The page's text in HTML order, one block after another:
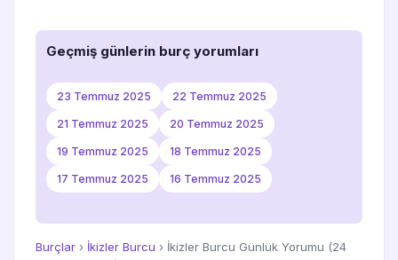
Geçmiş günlerin burç yorumları
23 Temmuz 2025 22 Temmuz 2025
21 Temmuz 2025 20 Temmuz 2025
19 Temmuz 2025 18 Temmuz 2025
17 Temmuz 2025 16 Temmuz 2025
Burçlar › İkizler Burcu › İkizler Burcu Günlük Yorumu (24